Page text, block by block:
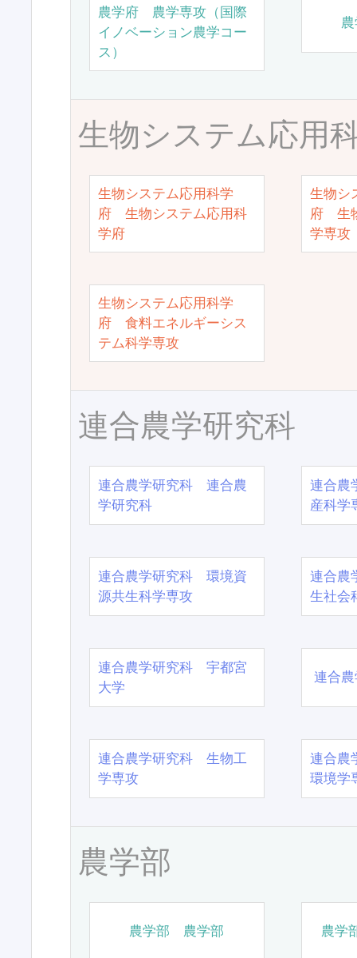
農学府 農学専攻（国際
イノベーション農学コー
ス）
生物システム応用
生物システム応用科学
府 生物システム応用科
学府
生物シ
府 生
学専攻
生物システム応用科学
府 食料エネルギーシス
テム科学専攻
連合農学研究科
連合農学研究科 連合農
学研究科
連合農
産科学
連合農学研究科 環境資
源共生科学専攻
連合農
生社会
連合農学研究科 宇都宮
大学
連合
連合農学研究科 生物工
学専攻
連合農
環境学
農学部
農学部 農学部 農学